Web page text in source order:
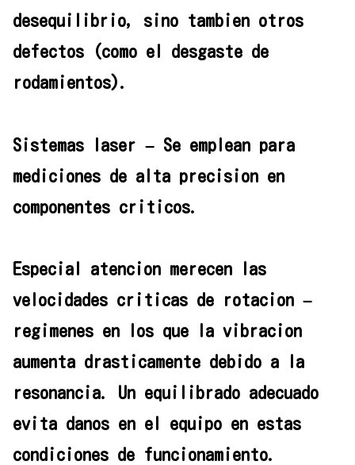
desequilibrio, sino tambien otros
defectos (como el desgaste de
rodamientos).
Sistemas laser – Se emplean para
mediciones de alta precision en
componentes criticos.
Especial atencion merecen las
velocidades criticas de rotacion –
regimenes en los que la vibracion
aumenta drasticamente debido a la
resonancia. Un equilibrado adecuado
evita danos en el equipo en estas
condiciones de funcionamiento.